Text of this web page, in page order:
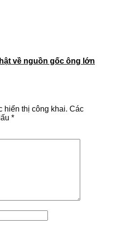
về nguồn gốc ông lớn
hiển thị công khai. Các
*